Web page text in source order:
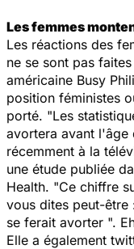
Les femmes
Les réactions des
ne se sont pas
américaine Busy
position féministes
porté. "Les
avortera avant l'âge
récemment à la
une étude publiée
Health. "Ce chiffre
vous dites peut-être
se ferait avorter ".
Elle a également